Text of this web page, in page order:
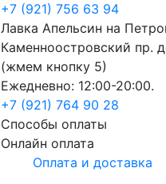
+7 (921) 756 63 94
Лавка Апельсин на
Каменноостровский пр.
(жмем кнопку 5)
Ежедневно: 12:00-20:00.
+7 (921) 764 90 28
Способы оплаты
Онлайн оплата
Оплата и доставка